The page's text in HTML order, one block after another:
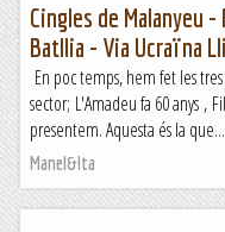
Cingles de Malanyeu
Batllia - Via Ucraïna
En poc temps, hem fet les
sector; L'Amadeu fa 60 anys ,
presentem. Aquesta és la que...
Manel&Ita